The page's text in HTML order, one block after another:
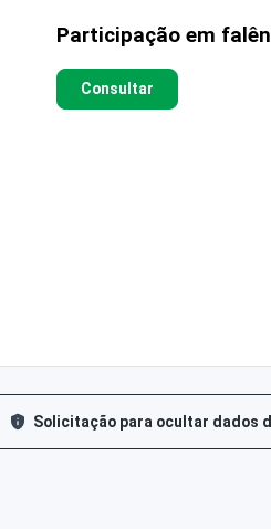
Participação em
Consultar
Solicitação para ocultar dados